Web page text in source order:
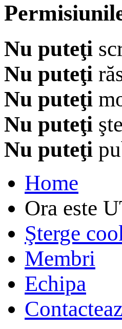
Nu puteţi
Nu puteţi
Nu puteţi
Nu puteţi
Nu puteţi
Home
Ora este
Şterge
Membri
Echipa